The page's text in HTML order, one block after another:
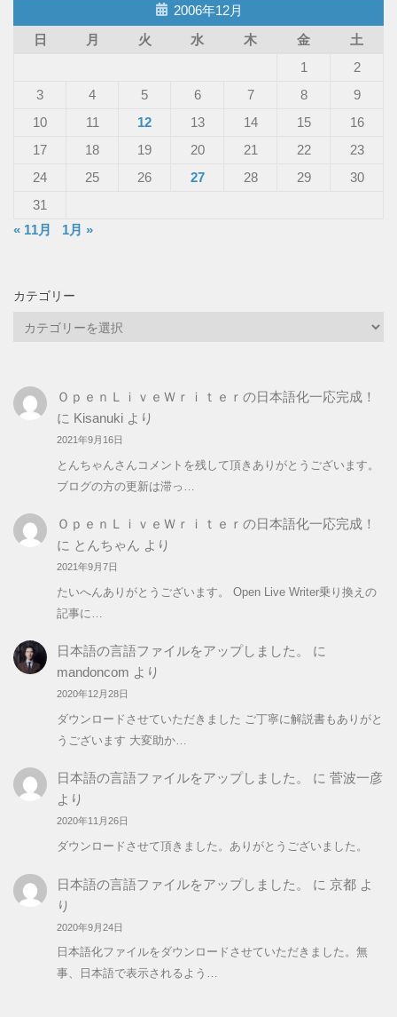
2006年12月
日
月 火 水 木 金
土
1
2
3
4 5 6 7 8
9
10
11 12 13 14 15
16
17
18 19 20 21 22
23
24
25 26 27 28 29
30
31
« 11月
1月 »
カテゴリー
リ
ー
ＯｐｅｎＬｉｖｅＷｒｉｔｅｒの日本語化一応完成！
に Kisanukiより
2021年9月16日
とんちゃんさんコメントを残して頂きありがとうございます。
ブログの方の更新は滞っ…
ＯｐｅｎＬｉｖｅＷｒｉｔｅｒの日本語化一応完成！
に とんちゃん より
2021年9月7日
たいへんありがとうございます。 Open Live Writer乗り換えの
記事に…
日本語の言語ファイルをアップしました。
に
mandoncom より
2020年12月28日
ダウンロードさせていただきました ご丁寧に解説書もありがと
うございます 大変助か…
日本語の言語ファイルをアップしました。 に 菅波一彦
より
2020年11月26日
ダウンロードさせて頂きました。ありがとうございました。
日本語の言語ファイルをアップしました。 に 京都よ
り
2020年9月24日
日本語化ファイルをダウンロードさせていただきました。無
事、日本語で表示されるよう…